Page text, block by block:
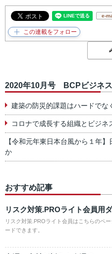
e-
2020年10月号 BCPビジネ
建築の防災的課題はハードでな
コロナで成長する組織とビジネ
【令和元年東日本台風から１年
か
おすすめ記事
リスク対策.PROライト会員用
リスク対策.PROライト会員はこちらのペ
ードできます。